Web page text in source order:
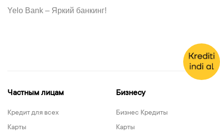
Yelo Bank – Яркий банкинг!
Частным лицам
Кредит для всех
Карты
Бизнесу
Бизнес Кредиты
Карты